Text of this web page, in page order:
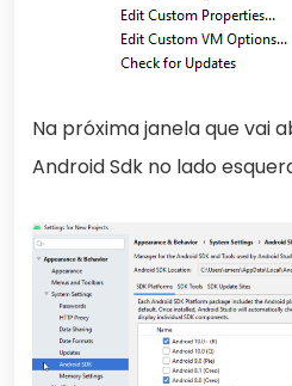
Na próxima janela que vai
Android Sdk no lado